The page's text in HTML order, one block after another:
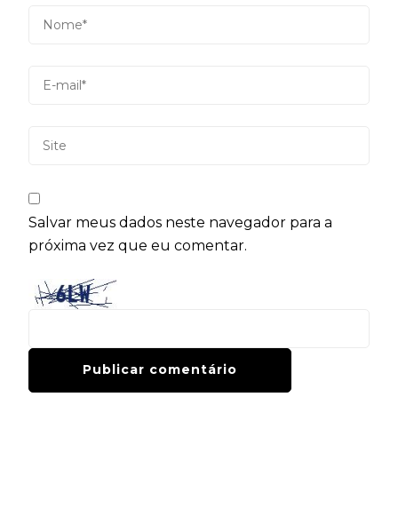
Salvar meus dados neste navegador para a
próxima vez que eu comentar.